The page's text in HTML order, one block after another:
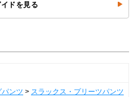
ドを見る
パンツ > スラックス・プリーツパンツ